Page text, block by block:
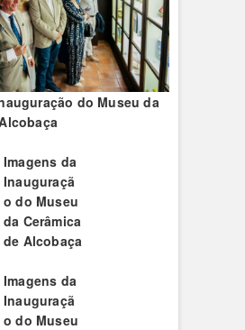
do Museu da
Imagens da
Inauguraçã
o do Museu
da Cerâmica
de Alcobaça
Imagens da
Inauguraçã
o do Museu